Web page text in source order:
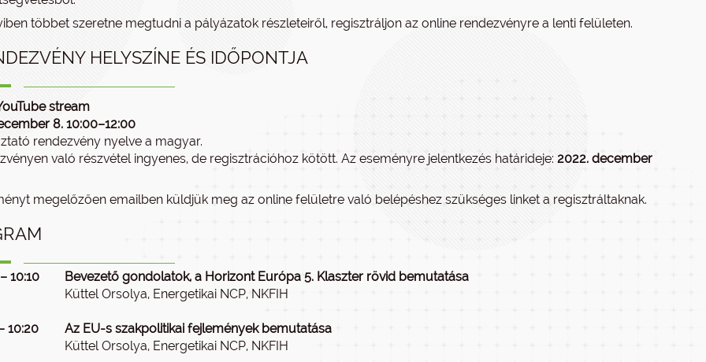
többet szeretne megtudni a pályázatok részleteiről, regisztráljon az online rendezvényre a lenti felületen.
HELYSZÍNE ÉS IDŐPONTJA
stream
8. 10:00–12:00
rendezvény nyelve a magyar.
való részvétel ingyenes, de regisztrációhoz kötött. Az eseményre jelentkezés határideje: 2022. december
megelőzően emailben küldjük meg az online felületre való belépéshez szükséges linket a regisztráltaknak.
10:10
Bevezető gondolatok, a Horizont Európa 5. Klaszter rövid bemutatása
Küttel Orsolya, Energetikai NCP, NKFIH
10:20
Az EU-s szakpolitikai fejlemények bemutatása
Küttel Orsolya, Energetikai NCP, NKFIH